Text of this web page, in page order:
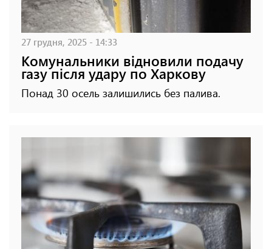
27 грудня, 2025 - 14:33
Комунальники відновили подачу
газу після удару по Харкову
Понад 30 осель залишились без палива.